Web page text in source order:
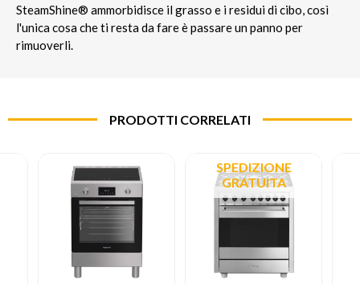
SteamShine® ammorbidisce il grasso e i residui di cibo, così
l'unica cosa che ti resta da fare è passare un panno per
rimuoverli.
PRODOTTI CORRELATI
SPEDIZIONE
GRATUITA